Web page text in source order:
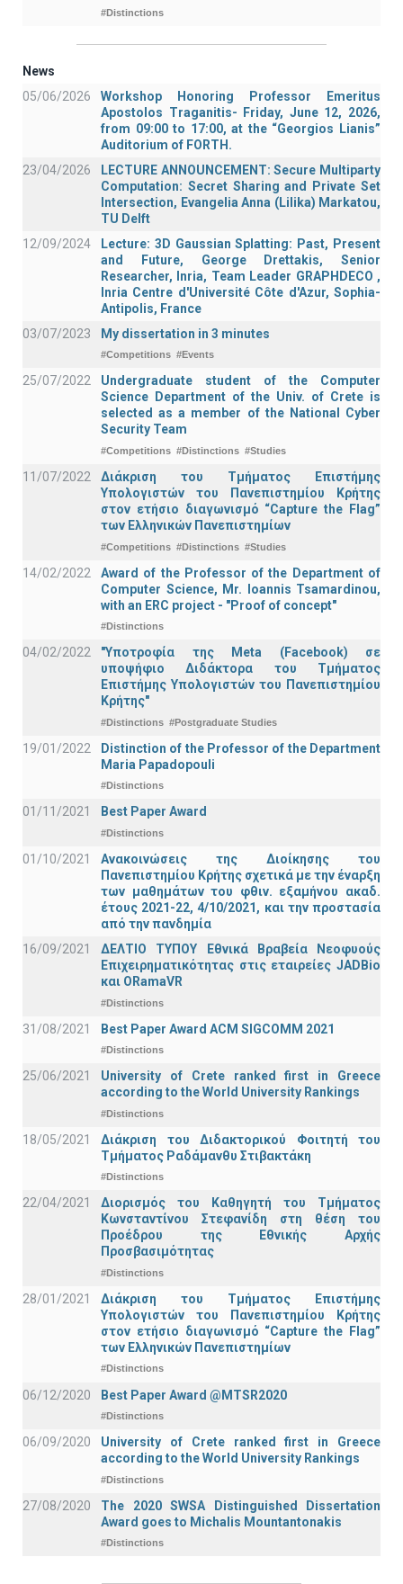
#Distinctions
News
05/06/2026
Workshop Honoring Professor Emeritus
Apostolos Traganitis- Friday, June 12, 2026,
from 09:00 to 17:00, at the “Georgios Lianis”
Auditorium of FORTH.
23/04/2026
LECTURE ANNOUNCEMENT: Secure Multiparty
Computation: Secret Sharing and Private Set
Intersection, Evangelia Anna (Lilika) Markatou,
TU Delft
12/09/2024
Lecture: 3D Gaussian Splatting: Past, Present
and Future, George Drettakis, Senior
Researcher, Inria, Team Leader GRAPHDECO ,
Inria Centre d'Université Côte d'Azur, Sophia-
Antipolis, France
03/07/2023
My dissertation in 3 minutes
#Competitions #Events
25/07/2022
Undergraduate student of the Computer
Science Department of the Univ. of Crete is
selected as a member of the National Cyber
Security Team
#Competitions #Distinctions #Studies
11/07/2022
Διάκριση του Τμήματος Επιστήμης
Υπολογιστών του Πανεπιστημίου Κρήτης
στον ετήσιο διαγωνισμό “Capture the Flag”
των Ελληνικών Πανεπιστημίων
#Competitions #Distinctions #Studies
14/02/2022
Award of the Professor of the Department of
Computer Science, Mr. Ioannis Tsamardinou,
with an ERC project - "Proof of concept"
#Distinctions
04/02/2022
"Υποτροφία της Meta (Facebook) σε
υποψήφιο Διδάκτορα του Τμήματος
Επιστήμης Υπολογιστών του Πανεπιστημίου
Κρήτης"
#Distinctions #Postgraduate Studies
19/01/2022
Distinction of the Professor of the Department
Maria Papadopouli
#Distinctions
01/11/2021 Best Paper Award
#Distinctions
01/10/2021
Ανακοινώσεις της Διοίκησης του
Πανεπιστημίου Κρήτης σχετικά με την έναρξη
των μαθημάτων του φθιν. εξαμήνου ακαδ.
έτους 2021-22, 4/10/2021, και την προστασία
από την πανδημία
16/09/2021
ΔΕΛΤΙΟ ΤΥΠΟΥ Εθνικά Βραβεία Νεοφυούς
Επιχειρηματικότητας στις εταιρείες JADBio
και ORamaVR
#Distinctions
31/08/2021 Best Paper Award ACM SIGCOMM 2021
#Distinctions
25/06/2021
University of Crete ranked first in Greece
according to the World University Rankings
#Distinctions
18/05/2021
Διάκριση του Διδακτορικού Φοιτητή του
Τμήματος Ραδάμανθυ Στιβακτάκη
#Distinctions
22/04/2021
Διορισμός του Καθηγητή του Τμήματος
Κωνσταντίνου Στεφανίδη στη θέση του
Προέδρου της Εθνικής Αρχής
Προσβασιμότητας
#Distinctions
28/01/2021
Διάκριση του Τμήματος Επιστήμης
Υπολογιστών του Πανεπιστημίου Κρήτης
στον ετήσιο διαγωνισμό “Capture the Flag”
των Ελληνικών Πανεπιστημίων
#Distinctions
06/12/2020 Best Paper Award @MTSR2020
#Distinctions
06/09/2020
University of Crete ranked first in Greece
according to the World University Rankings
#Distinctions
27/08/2020
The 2020 SWSA Distinguished Dissertation
Award goes to Michalis Mountantonakis
#Distinctions